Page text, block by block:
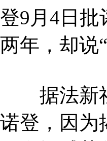
登9月4日
两年，却说
据法新社
诺登，因为